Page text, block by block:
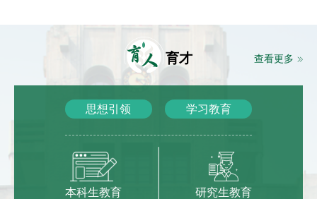
育人 育才 查看更多
思想引领 学习教育
本科生教育 研究生教育